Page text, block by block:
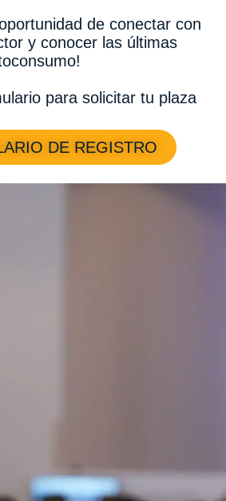
de conectar con
y conocer las últimas
para solicitar tu plaza
DE REGISTRO